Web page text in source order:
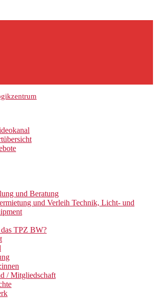
und Beratung
und Verleih Technik, Licht- und
das TPZ BW?
/ Mitgliedschaft